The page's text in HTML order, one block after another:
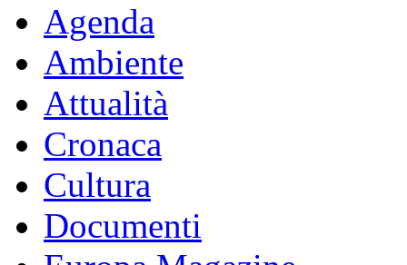
Agenda
Ambiente
Attualità
Cronaca
Cultura
Documenti